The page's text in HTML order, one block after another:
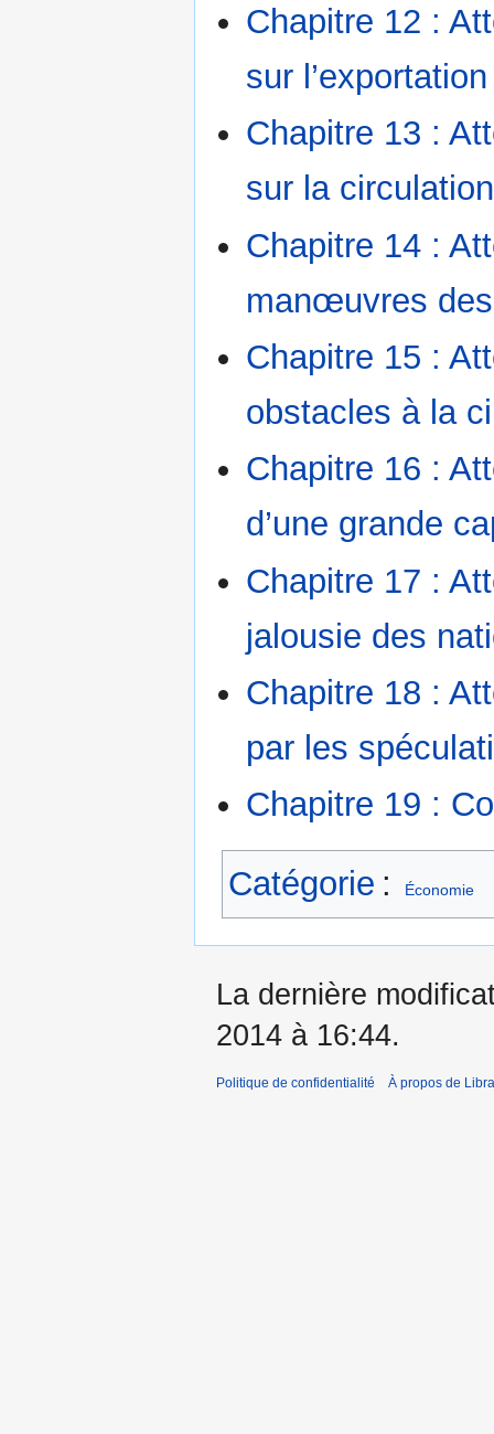
Chapitre 12 :
sur
Chapitre 13 :
sur la
Chapitre 14 :
manœuvres
Chapitre 15 :
obstacles à la
Chapitre 16 :
d’une grande
Chapitre 17 :
jalousie des
Chapitre 18 :
par les
Chapitre 19 :
Catégorie : Économie
La dernière
2014 à 16:44.
Politique de confidentialité À propos de